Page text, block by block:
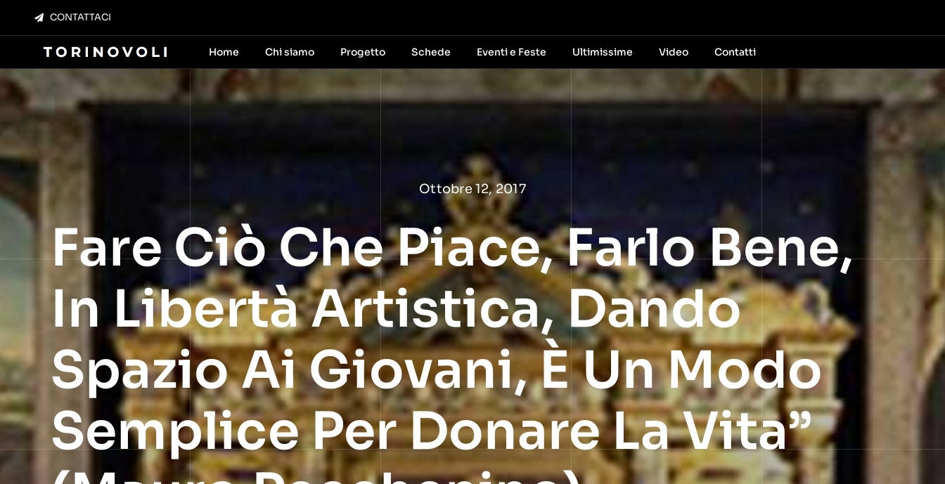
contenuto
CONTATTACI
Home Chi siamo Progetto Schede Eventi e Feste Ultimissime Video Contatti
Ottobre 12, 2017
Fare Ciò Che Piace, Farlo Bene,
In Libertà Artistica, Dando
Spazio Ai Giovani, È Un Modo
Semplice Per Donare La Vita”